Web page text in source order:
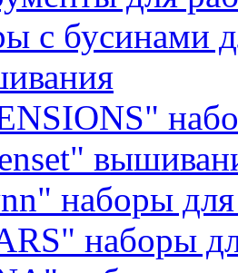
с бусинами
наборы
наборы